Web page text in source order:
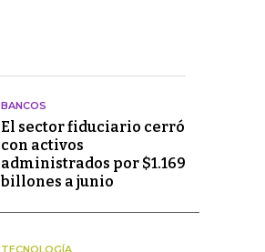
BANCOS
El sector fiduciario cerró
con activos
administrados por $1.169
billones a junio